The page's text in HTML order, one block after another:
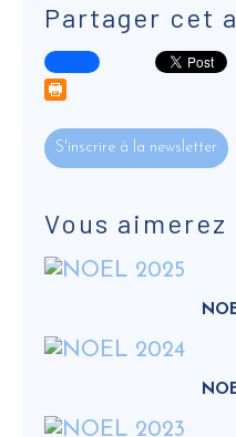
Partager cet
S'inscrire à la newsletter
Vous aimerez